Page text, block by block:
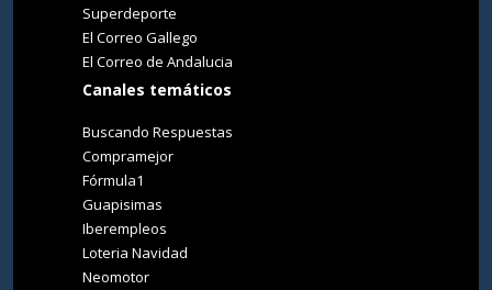
Superdeporte
El Correo Gallego
El Correo de Andalucia
Canales temáticos
Buscando Respuestas
Compramejor
Fórmula1
Guapisimas
Iberempleos
Loteria Navidad
Neomotor